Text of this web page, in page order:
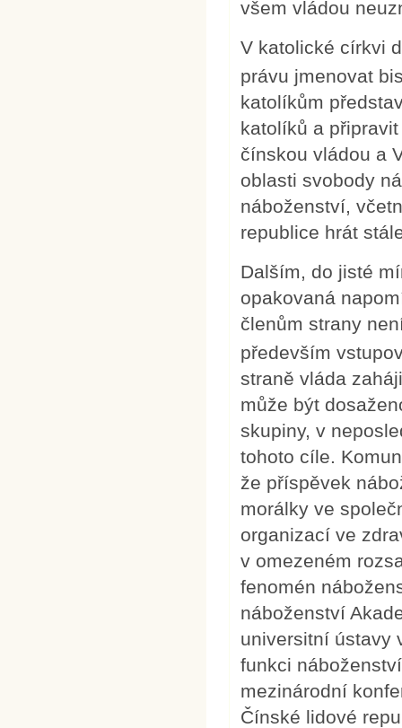
všem vládou
V katolické církvi
právu jmenovat
katolíkům
katolíků a
čínskou vládou a
oblasti svobody
náboženství,
republice hrát
Dalším, do jisté
opakovaná
členům strany
především
straně vláda
může být
skupiny, v
tohoto cíle.
že příspěvek
morálky ve
organizací ve
v omezeném
fenomén
náboženství
universitní ústavy
funkci
mezinárodní
Čínské lidové